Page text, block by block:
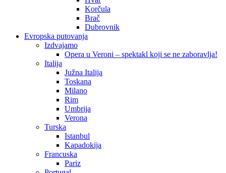
Korčula
Brač
Dubrovnik
Evropska putovanja
Izdvajamo
Opera u Veroni – spektakl koji se ne zaboravlja!
Italija
Južna Italija
Toskana
Milano
Rim
Umbrija
Verona
Turska
Istanbul
Kapadokija
Francuska
Pariz